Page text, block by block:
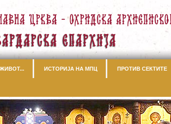
ИСТОРИЈА НА МПЦ ПРОТИВ СЕКТИТЕ